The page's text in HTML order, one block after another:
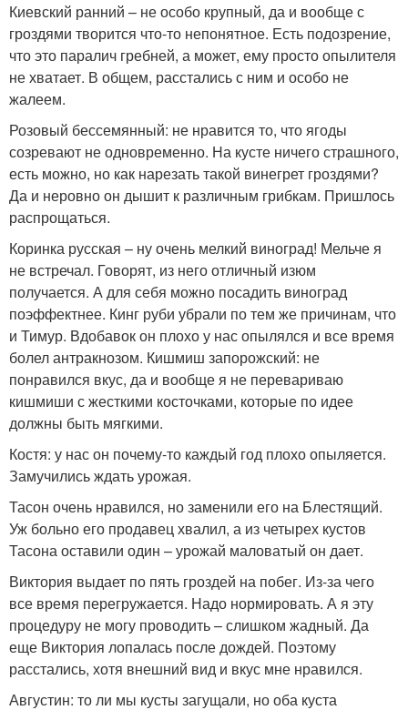
Киевский ранний – не особо крупный, да и вообще с
гроздями творится что-то непонятное. Есть подозрение,
что это паралич гребней, а может, ему просто опылителя
не хватает. В общем, расстались с ним и особо не
жалеем.
Розовый бессемянный: не нравится то, что ягоды
созревают не одновременно. На кусте ничего страшного,
есть можно, но как нарезать такой винегрет гроздями?
Да и неровно он дышит к различным грибкам. Пришлось
распрощаться.
Коринка русская – ну очень мелкий виноград! Мельче я
не встречал. Говорят, из него отличный изюм
получается. А для себя можно посадить виноград
поэффектнее. Кинг руби убрали по тем же причинам, что
и Тимур. Вдобавок он плохо у нас опылялся и все время
болел антракнозом. Кишмиш запорожский: не
понравился вкус, да и вообще я не перевариваю
кишмиши с жесткими косточками, которые по идее
должны быть мягкими.
Костя: у нас он почему-то каждый год плохо опыляется.
Замучились ждать урожая.
Тасон очень нравился, но заменили его на Блестящий.
Уж больно его продавец хвалил, а из четырех кустов
Тасона оставили один – урожай маловатый он дает.
Виктория выдает по пять гроздей на побег. Из-за чего
все время перегружается. Надо нормировать. А я эту
процедуру не могу проводить – слишком жадный. Да
еще Виктория лопалась после дождей. Поэтому
расстались, хотя внешний вид и вкус мне нравился.
Августин: то ли мы кусты загущали, но оба куста